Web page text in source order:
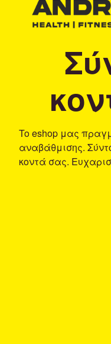
To eshop μας
αναβάθμισης.
κοντά σας.